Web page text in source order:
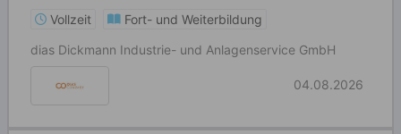
Vollzeit
Fort- und Weiterbildung
dias Dickmann Industrie- und Anlagenservice GmbH
04.08.2026